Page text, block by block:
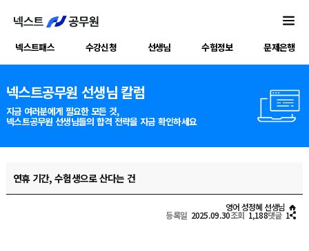
넥스트패스 수강신청 선생님 수험정보 문제은행
넥스트공무원 선생님 칼럼
지금 여러분에게 필요한 모든 것,
넥스트공무원 선생님들의 합격 전략을 지금 확인하세요
연휴 기간, 수험생으로 산다는 건
영어 성정혜 선생님
등록일 2025.09.30조회1,188댓글1